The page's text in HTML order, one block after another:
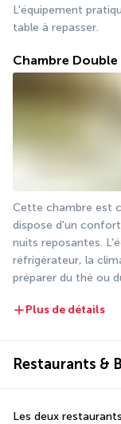
L'équipement
table à repasser.
Chambre Double
Cette chambre est
dispose d'un
nuits reposantes.
réfrigérateur, la
préparer du thé ou
Plus de détails
Restaurants &
Les deux